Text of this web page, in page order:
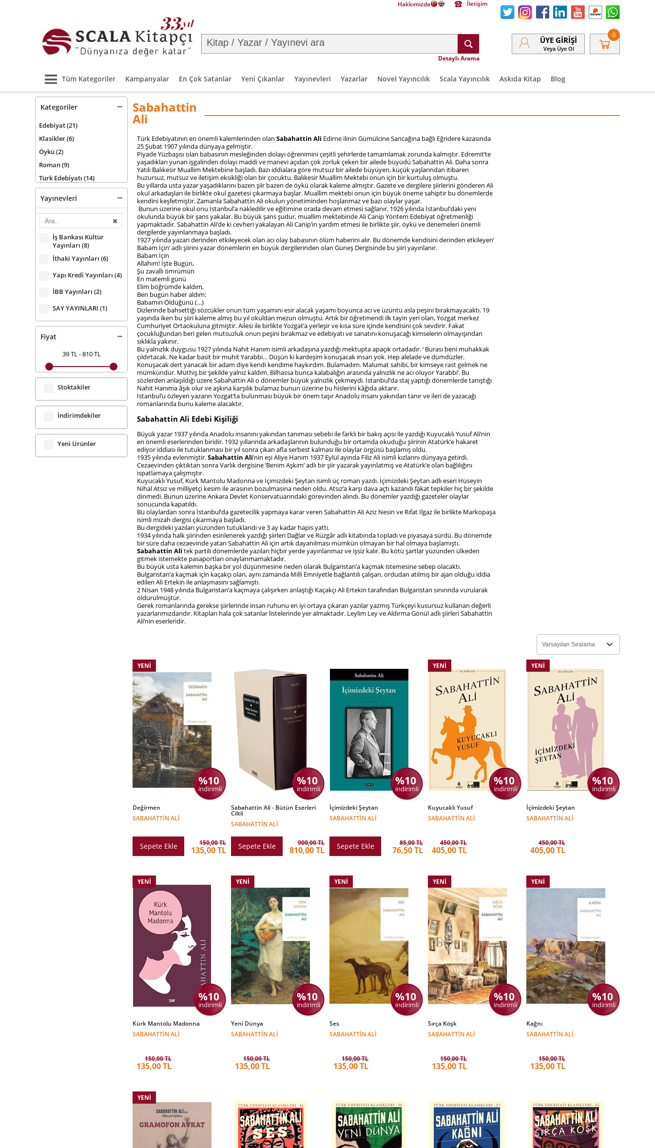
Hakkımızda İletişim
Detaylı Arama
ÜYE GIRIŞI
Veya Üye Ol
0
Tüm Kategoriler Kampanyalar En Çok Satanlar Yeni Çıkanlar Yayınevleri Yazarlar Novel Yayıncılık Scala Yayıncılık Askıda Kitap Blog
Kategoriler
Edebiyat(21)
Klasikler(6)
Öykü(2)
Roman(9)
Türk Edebiyatı (14)
Yayınevleri
İş Bankası Kültür
Yayınları (8)
İthaki Yayınları (6)
Yapı Kredi Yayınları (4)
İBB Yayınları (2)
SAY YAYINLARI (1)
Fiyat
39 TL-810 TL
Stoktakiler
İndirimdekiler
Yeni Ürünler
Sabahattin
Ali
Türk Edebiyatının en önemli kalemlerinden olan Sabahattin Ali Edirne ilinin Gümülcine Sancağına bağlı Eğridere kazasında
25 Şubat 1907 yılında dünyaya gelmiştir.
Piyade Yüzbaşısı olan babasının mesleğinden dolayı öğrenimini çeşitli şehirlerde tamamlamak zorunda kalmıştır. Edremit’te
yaşadıkları yunan işgalinden dolayı maddi ve manevi açıdan çok zorluk çeken bir ailede büyüdü Sabahattin Ali. Daha sonra
Yatılı Balıkesir Muallim Mektebine başladı. Bazı iddialara göre mutsuz bir ailede büyüyen, küçük yaşlarından itibaren
huzursuz, mutsuz ve iletişim eksikliği olan bir çocuktu. Balıkesir Muallim Mektebi onun için bir kurtuluş olmuştu.
Bu yıllarda usta yazar yaşadıklarını bazen şiir bazen de öykü olarak kaleme almıştır. Gazete ve dergilere şiirlerini gönderen Ali
okul arkadaşları ile birlikte okul gazetesi çıkarmaya başlar. Muallim mektebi onun için büyük öneme sahiptir bu dönemlerde
kendini keşfetmiştir. Zamanla Sabahattin Ali okulun yönetiminden hoşlanmaz ve bazı olaylar yaşar.
Bunun üzerine okul onu İstanbul’a nakledilir ve eğitimine orada devam etmesi sağlanır. 1926 yılında İstanbul’daki yeni
okulunda büyük bir şans yakalar. Bu büyük şans şudur, muallim mektebinde Ali Canip Yöntem Edebiyat öğretmenliği
yapmaktadır. Sabahattin Ali’de ki cevheri yakalayan Ali Canip’in yardım etmesi ile birlikte şiir, öykü ve denemeleri önemli
dergilerde yayınlanmaya başladı.
1927 yılında yazarı derinden etkileyecek olan acı olay babasının ölüm haberini alır. Bu dönemde kendisini derinden etkileyen’
Babam İçin’ adlı şiirini yazar dönemlerin en büyük dergilerinden olan Güneş Dergisinde bu şiiri yayınlanır.
Babam İçin
Allahım! İşte Bugün,
Şu zavallı ömrümün
En matemli günü
Elim böğrümde kaldım,
Ben bugün haber aldım:
Babamın Öldüğünü (…)
Dizlerinde bahsettiği sözcükler onun tüm yaşamını esir alacak yaşamı boyunca acı ve üzüntü asla peşini bırakmayacaktı. 19
yaşında iken bu şiiri kaleme almış bu yıl okuldan mezun olmuştu. Artık bir öğretmendi ilk tayin yeri olan, Yozgat merkez
Cumhuriyet Ortaokuluna gitmiştir. Ailesi ile birlikte Yozgat’a yerleşir ve kısa süre içinde kendisini çok sevdirir. Fakat
çocukluğundan beri gelen mutsuzluk onun peşini bırakmaz ve edebiyatı ve sanatını konuşacağı kimselerin olmayışından
sıklıkla yakınır.
Bu yalnızlık duygusu 1927 yılında Nahit Hanım isimli arkadaşına yazdığı mektupta apaçık ortadadır. ‘ Burası beni muhakkak
çıldırtacak. Ne kadar basit bir muhit Yarabbi… Düşün ki kardeşim konuşacak insan yok. Hep alelade ve dümdüzler.
Konuşacak dert yanacak bir adam diye kendi kendime haykırdım. Bulamadım. Malumat sahibi, bir kimseye rast gelmek ne
mümkündür. Müthiş bir şekilde yalnız kaldım. Bilhassa bunca kalabalığın arasında yalnızlık ne acı oluyor Yarabbi’. Bu
sözlerden anlaşıldığı üzere Sabahattin Ali o dönemler büyük yalnızlık çekmeydi. İstanbul’da staj yaptığı dönemlerde tanıştığı
Nahit Hanıma âşık olur ve aşkına karşılık bulamaz bunun üzerine bu hislerini kâğıda aktarır.
İstanbul’u özleyen yazarın Yozgat’ta bulunması büyük bir önem taşır Anadolu insanı yakından tanır ve ileri de yazacağı
romanlarında bunu kaleme alacaktır.
Sabahattin Ali Edebi Kişiliği
Büyük yazar 1937 yılında Anadolu insanını yakından tanıması sebebi ile farklı bir bakış açısı ile yazdığı Kuyucaklı Yusuf Ali’nin
en önemli eserlerinden biridir. 1932 yıllarında arkadaşlarının bulunduğu bir ortamda okuduğu şiirinin Atatürk’e hakaret
ediyor iddiası ile tutuklanması bir yıl sonra çıkan afla serbest kalması ile olaylar örgüsü başlamış oldu.
1935 yılında evlenmiştir.Sabahattin Ali’nin eşi Aliye Hanım 1937 Eylül ayında Filiz Ali isimli kızlarını dünyaya getirdi.
Cezaevinden çıktıktan sonra Varlık dergisine ‘Benim Aşkım’ adlı bir şiir yazarak yayınlatmış ve Atatürk’e olan bağlılığını
ispatlamaya çalışmıştır.
Kuyucaklı Yusuf, Kürk Mantolu Madonna ve İçimizdeki Şeytan isimli üç roman yazdı. İçimizdeki Şeytan adlı eseri Hüseyin
Nihal Atsız ve milliyetçi kesim ile arasının bozulmasına neden oldu. Atsız’a karşı dava açtı kazandı fakat tepkiler hiç bir şekilde
dinmedi. Bunun üzerine Ankara Devlet Konservatuarındaki görevinden alındı. Bu dönemler yazdığı gazeteler olaylar
sonucunda kapatıldı.
Bu olaylardan sonra İstanbul’da gazetecilik yapmaya karar veren Sabahattin Ali Aziz Nesin ve Rıfat Ilgaz ile birlikte Markopaşa
isimli mizah dergisi çıkarmaya başladı.
Bu dergideki yazıları yüzünden tutuklandı ve 3 ay kadar hapis yattı.
1934 yılında halk şiirinden esinlenerek yazdığı şiirleri Dağlar ve Rüzgâr adlı kitabında topladı ve piyasaya sürdü. Bu dönemde
bir süre daha cezaevinde yatan Sabahattin Ali için artık dayanılması mümkün olmayan bir hal olmaya başlamıştı.
Sabahattin Ali tek partili dönemlerde yazıları hiçbir yerde yayınlanmaz ve işsiz kalır. Bu kötü şartlar yüzünden ülkeden
gitmek istemekte pasaportları onaylanmamaktadır.
Bu büyük usta kalemin başka bir yol düşünmesine neden olarak Bulgaristan’a kaçmak istemesine sebep olacaktı.
Bulgaristan’a kaçmak için kaçakçı olan, aynı zamanda Milli Emniyetle bağlantılı çalışan, ordudan atılmış bir ajan olduğu iddia
edilen Ali Ertekin ile anlaşmasını sağlamıştı.
2 Nisan 1948 yılında Bulgaristan’a kaçmaya çalışırken anlaştığı Kaçakçı Ali Ertekin tarafından Bulgaristan sınırında vurularak
öldürülmüştür.
Gerek romanlarında gerekse şiirlerinde insan ruhunu en iyi ortaya çıkaran yazılar yazmış Türkçeyi kusursuz kullanan değerli
yazarlarımızdandır. Kitapları hala çok satanlar listelerinde yer almaktadır. Leylim Ley ve Aldırma Gönül adlı şiirleri Sabahattin
Ali’nin eserleridir.
%10
indirimli
YENI
Değirmen
SABAHATTIN ALI
Sepete Ekle 150,00 TL
135,00 TL
%10
indirimli
Sabahattin Ali - Bütün Eserleri
Ciltli
SABAHATTIN ALI
Sepete Ekle 900,00 TL
810,00 TL
%10
indirimli
İçimizdeki Şeytan
SABAHATTIN ALI
Sepete Ekle 85,00 TL
76,50 TL
%10
indirimli
YENI
Kuyucaklı Yusuf
SABAHATTIN ALI
450,00 TL
405,00 TL
%10
indirimli
YENI
İçimizdeki Şeytan
SABAHATTIN ALI
450,00 TL
405,00 TL
%10
indirimli
YENI
Kürk Mantolu Madonna
SABAHATTIN ALI
150,00 TL
135,00 TL
%10
indirimli
YENI
Yeni Dünya
SABAHATTIN ALI
150,00 TL
135,00 TL
%10
indirimli
YENI
Ses
SABAHATTIN ALI
150,00 TL
135,00 TL
%10
indirimli
YENI
Sırça Köşk
SABAHATTIN ALI
150,00 TL
135,00 TL
%10
indirimli
YENI
Kağnı
SABAHATTIN ALI
150,00 TL
135,00 TL
YENI